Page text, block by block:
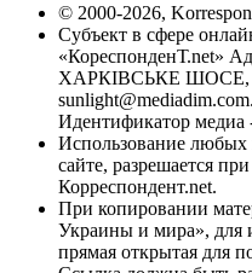
© 2000-2026,
Субъект в сфере
«КореспонденТ.net»
ХАРКІВСЬКЕ ШОСЕ,
Идентификатор медиа
Использование любых
сайте, разрешается
Корреспондент.net.
При копировании
Украины и мира», для
прямая открытая для